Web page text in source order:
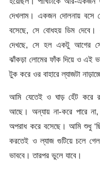
দেখলাম। একজন দোলনায় বসে
বসেছে, সে বোধহয় ডিম দেবে।
দেখছে, সে হল একটু আগের
ঝাঁকড়া লোমের ফাঁক দিয়ে ও এই
টুক করে ওর বাহারে ল্যাজটা
আমি যেতেই ও ঘাড় হেঁট করে
আছে। অন্যায় না-করে পারে
অপরাধ করে বসেছে। আমি শুধু
করতেই ও ল্যাজ গুটিয়ে চলে
ভাববে। তারপর ভুলে যাবে।